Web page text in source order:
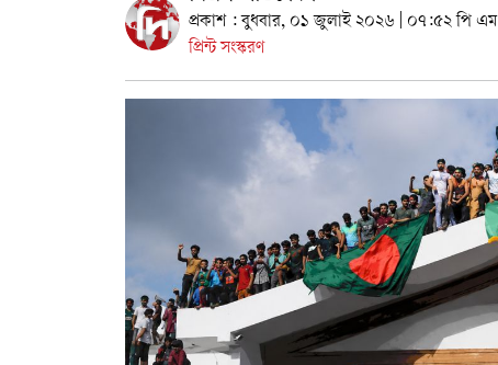
প্রকাশ : বুধবার, ০১ জুলাই ২০২৬ | ০৭:৫২ পি এম
প্রিন্ট সংস্করণ